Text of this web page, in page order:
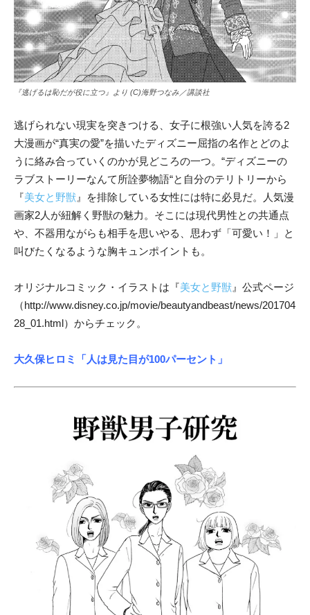
『逃げるは恥だが役に立つ』より (C)海野つなみ／講談社
逃げられない現実を突きつける、女子に根強い人気を誇る2
大漫画が“真実の愛”を描いたディズニー屈指の名作とどのよ
うに絡み合っていくのかが見どころの一つ。“ディズニーの
ラブストーリーなんて所詮夢物語“と自分のテリトリーから
『美女と野獣 』を排除している女性には特に必見だ。人気漫
画家2人が紐解く野獣の魅力。そこには現代男性との共通点
や、不器用ながらも相手を思いやる、思わず「可愛い！」と
叫びたくなるような胸キュンポイントも。
オリジナルコミック・イラストは『美女と野獣 』公式ページ
（http://www.disney.co.jp/movie/beautyandbeast/news/201704
28_01.html）からチェック。
大久保ヒロミ 「人は見た目が100パーセント」